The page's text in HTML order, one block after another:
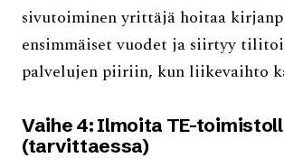
sivutoiminen yrittäjä hoitaa
ensimmäiset vuodet ja siirtyy
palvelujen piiriin, kun liikevaihto
Vaihe 4: Ilmoita TE-
(tarvittaessa)